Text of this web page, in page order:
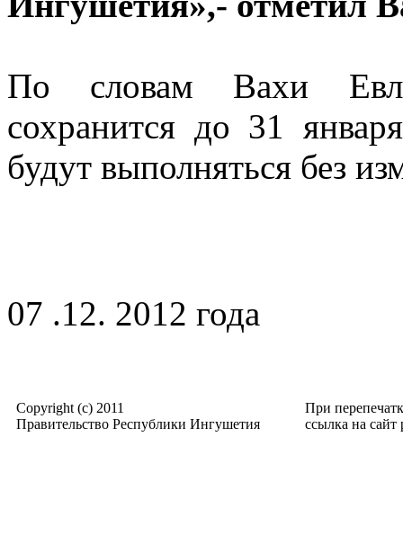
По словам Вахи
сохранится до 31
будут выполняться без
07 .12. 2012 года
Copyright (c) 2011
Правительство Республики Ингушетия
При
ссылка на сайт